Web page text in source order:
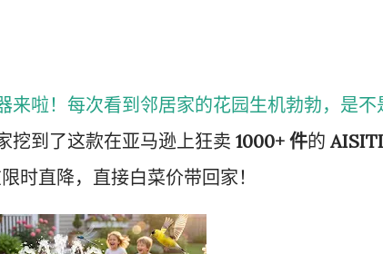
来啦！每次看到邻居家的花园生机勃勃，是不
挖到了这款在亚马逊上狂卖 1000+ 件的
时直降，直接白菜价带回家！